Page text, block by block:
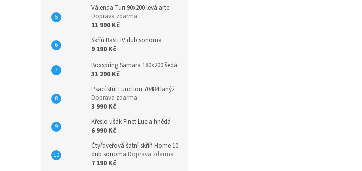
Válenda Turi 90x200 levá arte
Doprava zdarma
11 990 Kč
Skříň Basti IV dub sonoma
9 190 Kč
Boxspring Samara 180x200 šedá
31 290 Kč
Psací stůl Function 70484 lanýž
Doprava zdarma
3 990 Kč
Křeslo ušák Finet Lucia hnědá
6 990 Kč
Čtyřdveřová šatní skříň Home 10
dub sonoma Doprava zdarma
7 190 Kč